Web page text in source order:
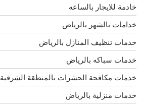
خادمة للايجار بالساعه
خدامات بالشهر بالرياض
خدمات تنظيف المنازل بالرياض
خدمات سباكه بالرياض
خدمات مكافحة الحشرات بالمنطقة الشرقية
خدمات منزلية بالرياض